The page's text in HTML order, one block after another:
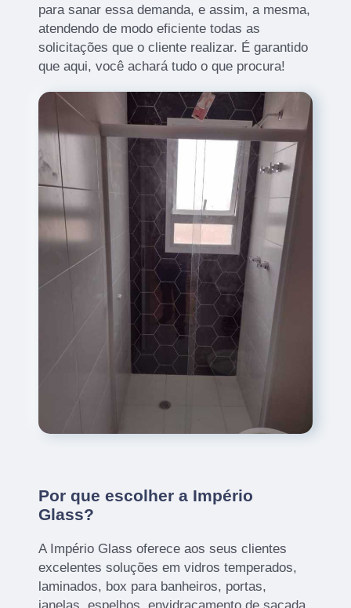
para sanar essa demanda, e assim, a mesma,
atendendo de modo eficiente todas as
solicitações que o cliente realizar. É garantido
que aqui, você achará tudo o que procura!
Por que escolher a Império
Glass?
A Império Glass oferece aos seus clientes
excelentes soluções em vidros temperados,
laminados, box para banheiros, portas,